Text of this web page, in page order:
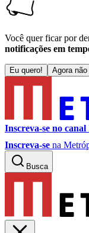
Você quer ficar por
notificações em
Eu quero! Agora não
Inscreva-se no canal
Inscreva-se na
Busca